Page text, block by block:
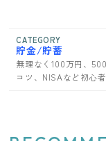
CATEGORY
貯金/貯蓄
無理なく100万円、
コツ、NISAなど初心